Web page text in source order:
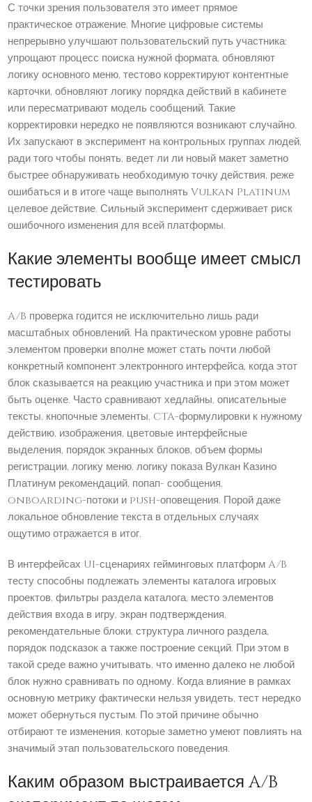
С точки зрения пользователя это имеет прямое
практическое отражение. Многие цифровые системы
непрерывно улучшают пользовательский путь участника:
упрощают процесс поиска нужной формата, обновляют
логику основного меню, тестово корректируют контентные
карточки, обновляют логику порядка действий в кабинете
или пересматривают модель сообщений. Такие
корректировки нередко не появляются возникают случайно.
Их запускают в эксперимент на контрольных группах людей,
ради того чтобы понять, ведет ли ли новый макет заметно
быстрее обнаруживать необходимую точку действия, реже
ошибаться и в итоге чаще выполнять Vulkan Platinum
целевое действие. Сильный эксперимент сдерживает риск
ошибочного изменения для всей платформы.
Какие элементы вообще имеет смысл
тестировать
A/B проверка годится не исключительно лишь ради
масштабных обновлений. На практическом уровне работы
элементом проверки вполне может стать почти любой
конкретный компонент электронного интерфейса, когда этот
блок сказывается на реакцию участника и при этом может
быть оценке. Часто сравнивают хедлайны, описательные
тексты, кнопочные элементы, CTA-формулировки к нужному
действию, изображения, цветовые интерфейсные
выделения, порядок экранных блоков, объем формы
регистрации, логику меню, логику показа Вулкан Казино
Платинум рекомендаций, попап- сообщения,
onboarding-потоки и push-оповещения. Порой даже
локальное обновление текста в отдельных случаях
ощутимо отражается в итог.
В интерфейсах UI-сценариях гейминговых платформ A/B
тесту способны подлежать элементы каталога игровых
проектов, фильтры раздела каталога, место элементов
действия входа в игру, экран подтверждения,
рекомендательные блоки, структура личного раздела,
порядок подсказок а также построение секций. При этом в
такой среде важно учитывать, что именно далеко не любой
блок нужно сравнивать по одному. Когда влияние в рамках
основную метрику фактически нельзя увидеть, тест нередко
может обернуться пустым. По этой причине обычно
отбирают те изменения, которые заметно умеют повлиять на
значимый этап пользовательского поведения.
Каким образом выстраивается A/B